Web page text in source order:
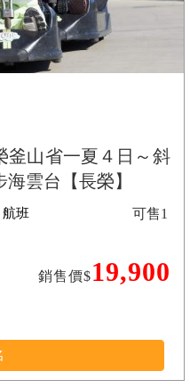
釜山省一夏４日～斜
雲台【長榮】
航班
銷售價$19,900
可售1